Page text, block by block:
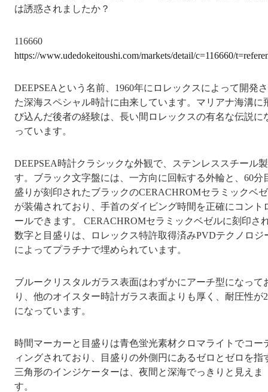
は誘惑されましたか？
116660
https://www.udedokeitoushi.com/markets/detail/c=116660/
DEEPSEAという名前、1960年にロレックスによって開発
た深海スペシャル時計に由来しています。マリアナ海溝に
び込んだ後者の経験は、長い間ロレックスの有名な伝説に
っています。
DEEPSEA時計クラシックな外観で、ステンレススチール
す。ブラック文字盤には、一方向に回転する外輪と、60分
盛りが刻印されたブラックのCERACHROMセラミックベ
が装備されており、手首のダイビング時間を正確にコント
ールできます。 CERACHROMセラミックベゼルに刻印さ
数字と目盛りは、ロレックス特許取得済みPVDテクノロジ
によってプラチナで埋められています。
ブルークリスタルガラス表面はわずかにアーチ型になって
り、他のオイスター時計ガラス表面よりも厚く、耐圧性が
になっています。
時間マーカーと目盛りは青色蛍光素材クロマライトでコー
ィングされており、目盛りの外側円にあるゼロとゼロを指
三角形のインジケーターは、夜間と深海でっきりと見えま
す。